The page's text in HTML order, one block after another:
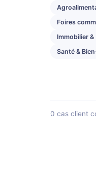
Foires
Immobilier &
Santé &
0 cas client